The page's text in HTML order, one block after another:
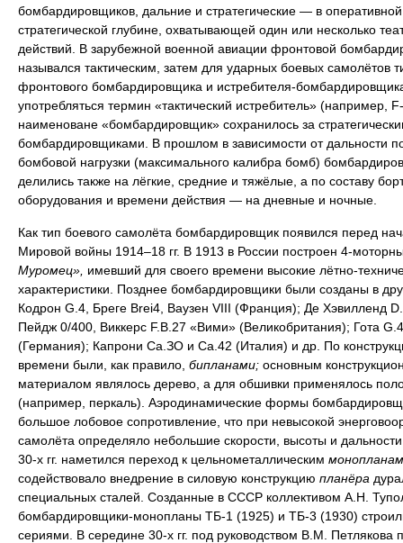
бомбардировщиков, дальние и стратегические — в
стратегической глубине, охватывающей один или несколько
действий. В зарубежной военной авиации фронтовой
назывался тактическим, затем для ударных боевых самолётов
фронтового бомбардировщика и истребителя-
употребляться термин «тактический истребитель» (например,
наименоване «бомбардировщик» сохранилось за
бомбардировщиками. В прошлом в зависимости от дальности
бомбовой нагрузки (максимального калибра бомб)
делились также на лёгкие, средние и тяжёлые, а по составу
оборудования и времени действия — на дневные и ночные.
Как тип боевого самолёта бомбардировщик появился перед
Мировой войны 1914–18 гг. В 1913 в России построен 4-
Муромец», имевший для своего времени высокие лётно-
характеристики. Позднее бомбардировщики были созданы в
Кодрон G.4, Бреге Brei4, Ваузен VIII (Франция); Де Хэвилленд
Пейдж 0/400, Виккерс F.B.27 «Вими» (Великобритания); Гота
(Германия); Капрони Са.ЗО и Са.42 (Италия) и др. По
времени были, как правило, бипланами; основным
материалом являлось дерево, а для обшивки применялось
(например, перкаль). Аэродинамические формы
большое лобовое сопротивление, что при невысокой
самолёта определяло небольшие скорости, высоты и
30-х гг. наметился переход к цельнометаллическим
содействовало внедрение в силовую конструкцию планёра
специальных сталей. Созданные в СССР коллективом А.Н.
бомбардировщики-монопланы ТБ-1 (1925) и ТБ-3 (1930)
сериями. В середине 30-х гг. под руководством В.М. Петлякова